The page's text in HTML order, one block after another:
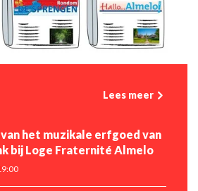
Lees meer
het muzikale erfgoed van
bij Loge Fraternité Almelo